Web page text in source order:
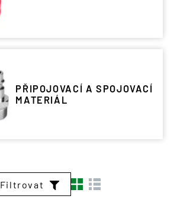
PŘIPOJOVACÍ A SPOJOVACÍ
MATERIÁL
Filtrovat